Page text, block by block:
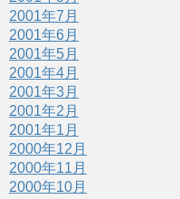
2001年7月
2001年6月
2001年5月
2001年4月
2001年3月
2001年2月
2001年1月
2000年12月
2000年11月
2000年10月